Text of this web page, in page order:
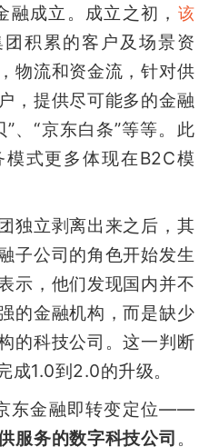
成立。成立之初， 该
积累的客户及场景资
物流和资金流，针对供
，提供尽可能多的金融
、“京东白条”等等。此
式更多体现在B2C模
独立剥离出来之后，其
子公司的角色开始发生
示，他们发现国内并不
的金融机构，而是缺少
的科技公司。这一判断
成1.0到2.0的升级。
东金融即转变定位——
服务的数字科技公司 。